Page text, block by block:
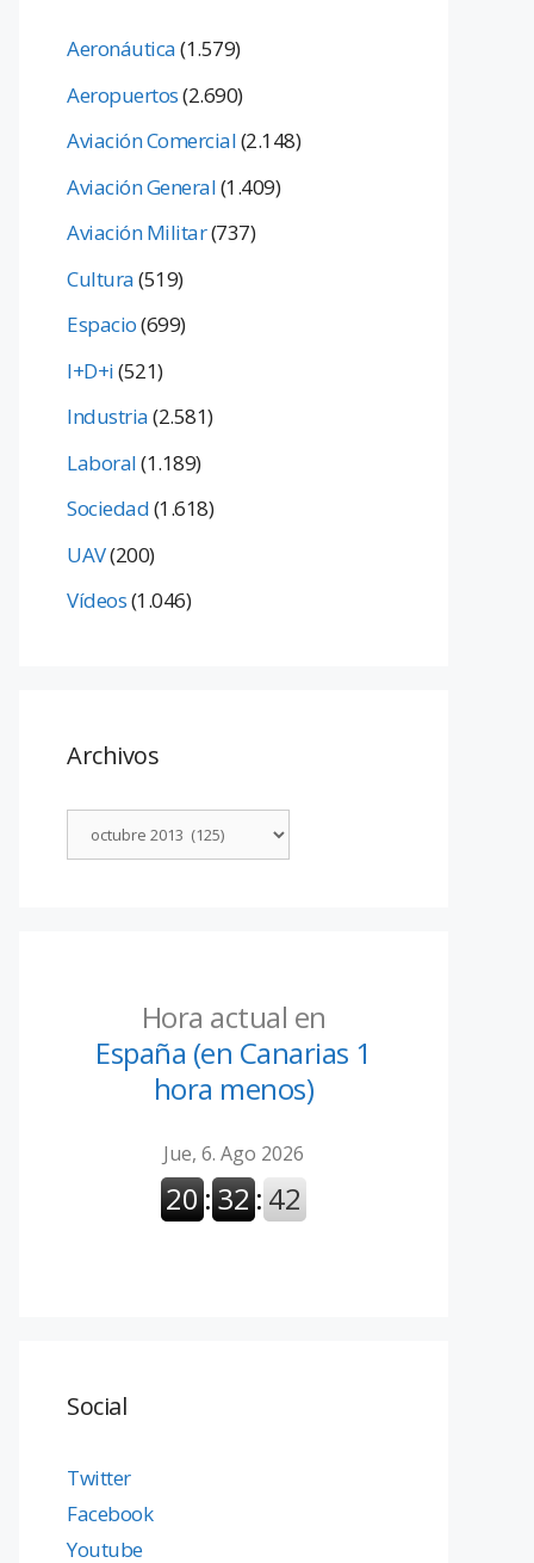
Aeronáutica(1.579)
Aeropuertos(2.690)
Aviación Comercial(2.148)
Aviación General(1.409)
Aviación Militar(737)
Cultura(519)
Espacio(699)
I+D+i(521)
Industria(2.581)
Laboral(1.189)
Sociedad(1.618)
UAV(200)
Vídeos(1.046)
Archivos
Hora actual en
España (en Canarias 1
hora menos)
Social
Twitter
Facebook
Youtube